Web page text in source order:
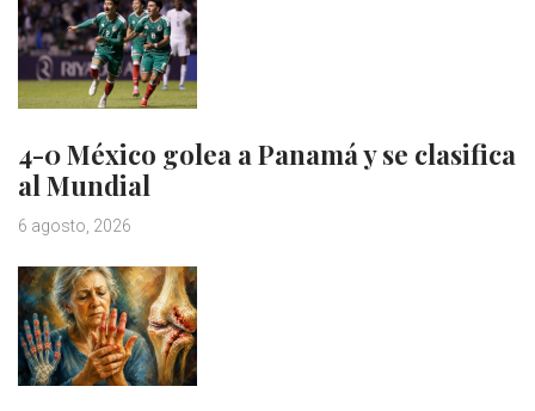
4-0 México golea a Panamá y se clasifica
al Mundial
6 agosto, 2026